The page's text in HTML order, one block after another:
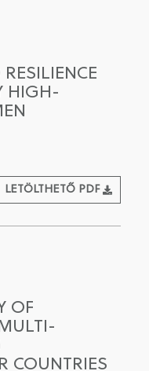
HIGH-
LETÖLTHETŐ PDF
OF
COUNTRIES